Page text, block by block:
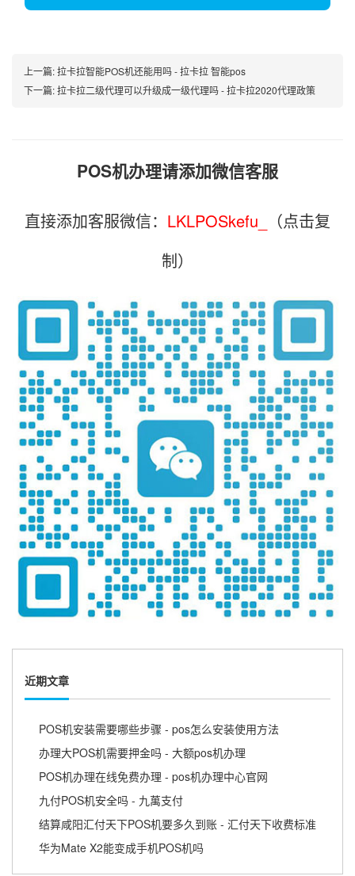
上一篇:拉卡拉智能POS机还能用吗 - 拉卡拉 智能pos
下一篇:拉卡拉二级代理可以升级成一级代理吗 - 拉卡拉2020代理政策
POS机办理请添加微信客服
直接添加客服微信： LKLPOSkefu_
（点击复
制）
近期文章
POS机安装需要哪些步骤 - pos怎么安装使用方法
办理大POS机需要押金吗 - 大额pos机办理
POS机办理在线免费办理 - pos机办理中心官网
九付POS机安全吗 - 九萬支付
结算咸阳汇付天下POS机要多久到账 - 汇付天下收费标准
华为Mate X2能变成手机POS机吗